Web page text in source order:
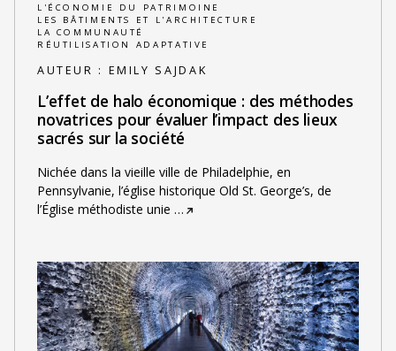
L'ÉCONOMIE DU PATRIMOINE
LES BÂTIMENTS ET L'ARCHITECTURE
LA COMMUNAUTÉ
RÉUTILISATION ADAPTATIVE
AUTEUR : EMILY SAJDAK
L’effet de halo économique : des méthodes
novatrices pour évaluer l’impact des lieux
sacrés sur la société
Nichée dans la vieille ville de Philadelphie, en
Pennsylvanie, l’église historique Old St. George’s, de
l’Église méthodiste unie …